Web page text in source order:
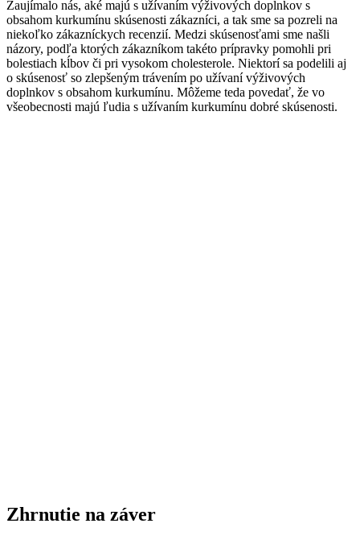
Zaujímalo nás, aké majú s užívaním výživových doplnkov s
obsahom kurkumínu skúsenosti zákazníci, a tak sme sa pozreli na
niekoľko zákazníckych recenzií. Medzi skúsenosťami sme našli
názory, podľa ktorých zákazníkom takéto prípravky pomohli pri
bolestiach kĺbov či pri vysokom cholesterole. Niektorí sa podelili aj
o skúsenosť so zlepšeným trávením po užívaní výživových
doplnkov s obsahom kurkumínu. Môžeme teda povedať, že vo
všeobecnosti majú ľudia s užívaním kurkumínu dobré skúsenosti.
Zhrnutie na záver